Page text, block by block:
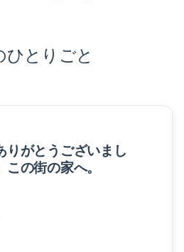
ひとりごと
りがとうございまし
の街の家へ。